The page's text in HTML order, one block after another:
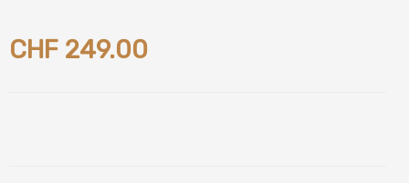
CHF 249.00